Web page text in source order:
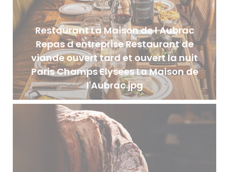
Restaurant La Maison de l Aubrac
Repas d entreprise Restaurant de
viande ouvert tard et ouvert la nuit
Paris Champs Elysees La Maison de
l'Aubrac.jpg